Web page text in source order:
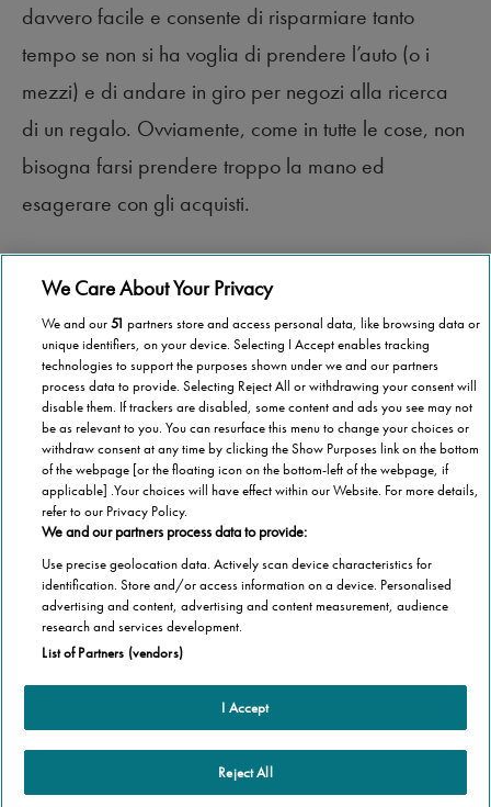
davvero facile e consente di risparmiare tanto
tempo se non si ha voglia di prendere l’auto (o i
mezzi) e di andare in giro per negozi alla ricerca
di un regalo. Ovviamente, come in tutte le cose, non
bisogna farsi prendere troppo la mano ed
esagerare con gli acquisti.
Detto questo, che lo shopping abbia inizio!
Categorie
Casa
Terza Età
Cookie Policy
Privacy Policy
Altre informazioni
We Care About Your Privacy
We and our51 partners store and access personal data, like browsing data or
unique identifiers, on your device. Selecting I Accept enables tracking
technologies to support the purposes shown under we and our partners
process data to provide. Selecting Reject All or withdrawing your consent will
disable them. If trackers are disabled, some content and ads you see may not
be as relevant to you. You can resurface this menu to change your choices or
withdraw consent at any time by clicking the Show Purposes link on the bottom
of the webpage [or the floating icon on the bottom-left of the webpage, if
applicable] .Your choices will have effect within our Website. For more details,
refer to our Privacy Policy.
We and our partners process data to provide:
Use precise geolocation data. Actively scan device characteristics for
identification. Store and/or access information on a device. Personalised
advertising and content, advertising and content measurement, audience
research and services development.
List of Partners (vendors)
I Accept
Reject All